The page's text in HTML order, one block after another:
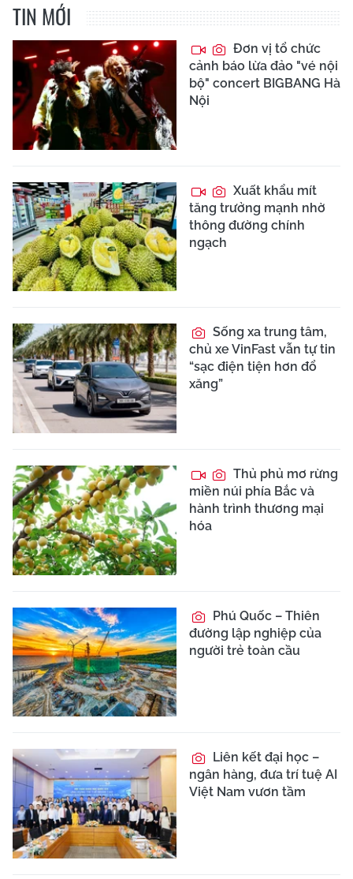
TIN MỚI
Đơn vị tổ chức
cảnh báo lừa đảo "vé nội
bộ" concert BIGBANG Hà
Nội
Xuất khẩu mít
tăng trưởng mạnh nhờ
thông đường chính
ngạch
Sống xa trung tâm,
chủ xe VinFast vẫn tự tin
“sạc điện tiện hơn đổ
xăng”
Thủ phủ mơ rừng
miền núi phía Bắc và
hành trình thương mại
hóa
Phú Quốc – Thiên
đường lập nghiệp của
người trẻ toàn cầu
Liên kết đại học –
ngân hàng, đưa trí tuệ AI
Việt Nam vươn tầm